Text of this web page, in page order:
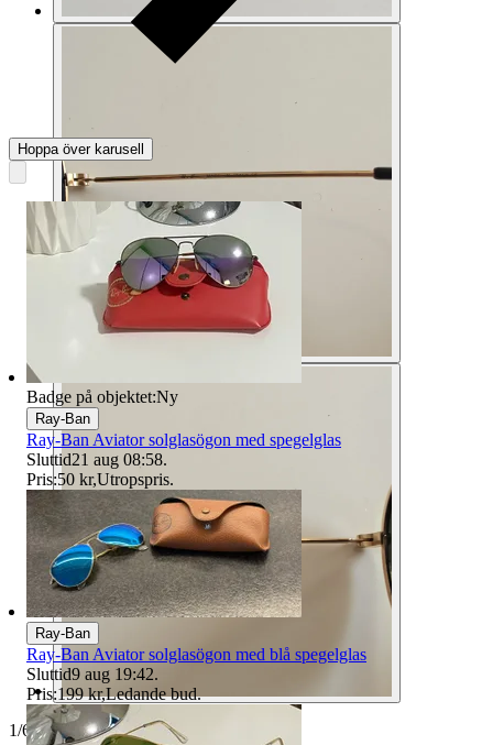
1/6
Hoppa över karusell
Badge på objektet:Ny
Ray-Ban
Ray-Ban Aviator solglasögon med spegelglas
Sluttid21 aug 08:58.
Pris:50 kr,Utropspris.
Ray-Ban
Ray-Ban Aviator solglasögon med blå spegelglas
Sluttid9 aug 19:42.
Pris:199 kr,Ledande bud.